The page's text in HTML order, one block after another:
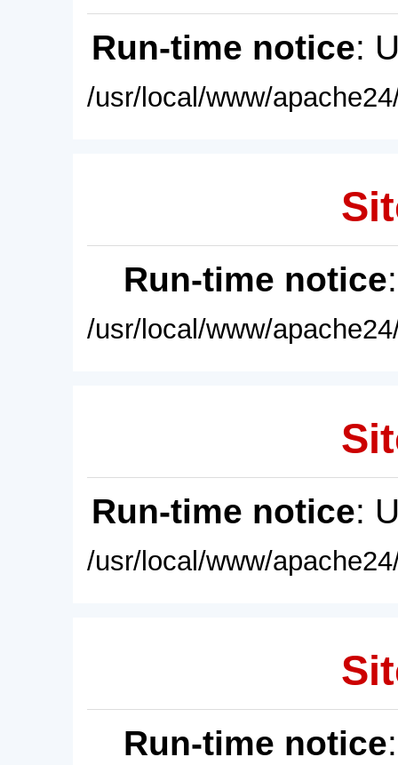
Run-time notice:
/usr/local/www/
Run-time notice
/usr/local/www/
Run-time notice:
/usr/local/www/
Run-time notice